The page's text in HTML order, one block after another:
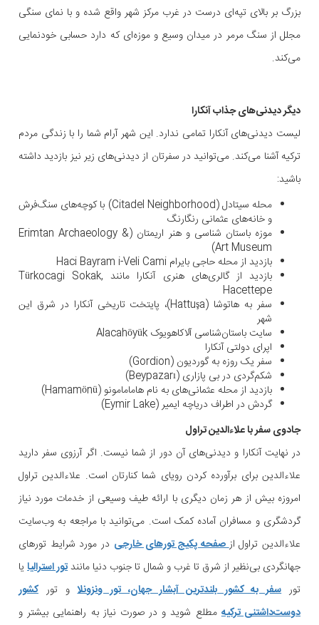
بزرگ بر بالای تپه‌ای درست در غرب مرکز شهر واقع شده و با نمای سنگی
مجلل از سنگ مرمر در میدان وسیع و موزه‌ای که دارد حسابی خودنمایی
می‌کند.
دیگر دیدنی‌های جذاب آنکارا
لیست دیدنی‌های آنکارا تمامی ندارد. این شهر آرام شما را با زندگی مردم
ترکیه آشنا می‌کند. می‌توانید در سفرتان از دیدنی‌های زیر نیز بازدید داشته
باشید:
محله سیتادل (Citadel Neighborhood) با کوچه‌های سنگ‌فرش
و خانه‌های عثمانی رنگارنگ
موزه باستان شناسی و هنر اریمتان (Erimtan Archaeology &
Art Museum)
بازدید از محله حاجی بایرام Haci Bayram i-Veli Cami
بازدید از گالری‌های هنری آنکارا مانند Türkocagi Sokak,
Hacettepe
سفر به هاتوشا (Hattuşa)، پایتخت تاریخی آنکارا در شرق این
شهر
سایت باستان‌شناسی آلاکاهویوک Alacahöyük
اپرای دولتی آنکارا
سفر یک روزه به گوردیون (Gordion)
شکم‌گردی در بی پازاری (Beypazarı)
بازدید از محله عثمانی‌های به نام هامامامونو (Hamamönü)
گردش در اطراف دریاچه ایمیر (Eymir Lake)
جادوی سفر با علاءالدین تراول
در نهایت آنکارا و دیدنی‌های آن دور از شما نیست. اگر آرزوی سفر دارید
علاءالدین برای برآورده کردن رویای شما کنارتان است. علاءالدین تراول
امروزه بیش از هر زمان دیگری با ارائه طیف وسیعی از خدمات مورد نیاز
گردشگری و مسافران آماده کمک است. می‌توانید با مراجعه به وب‌سایت
علاءالدین تراول ازصفحه پکیج تورهای خارجی در مورد شرایط تورهای
جهانگردی بی‌نظیر از شرق تا غرب و شمال تا جنوب دنیا مانندتور استرالیایا
تورسفر به کشور بلندترین آبشار جهان، تور ونزونلاو تورکشور
دوست‌داشتنی ترکیهمطلع شوید و در صورت نیاز به راهنمایی بیشتر و